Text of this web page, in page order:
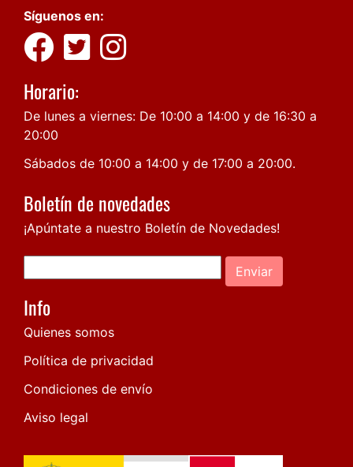
Síguenos en:
Horario:
De lunes a viernes: De 10:00 a 14:00 y de 16:30 a
20:00
Sábados de 10:00 a 14:00 y de 17:00 a 20:00.
Boletín de novedades
¡Apúntate a nuestro Boletín de Novedades!
Enviar
Info
Quienes somos
Política de privacidad
Condiciones de envío
Aviso legal